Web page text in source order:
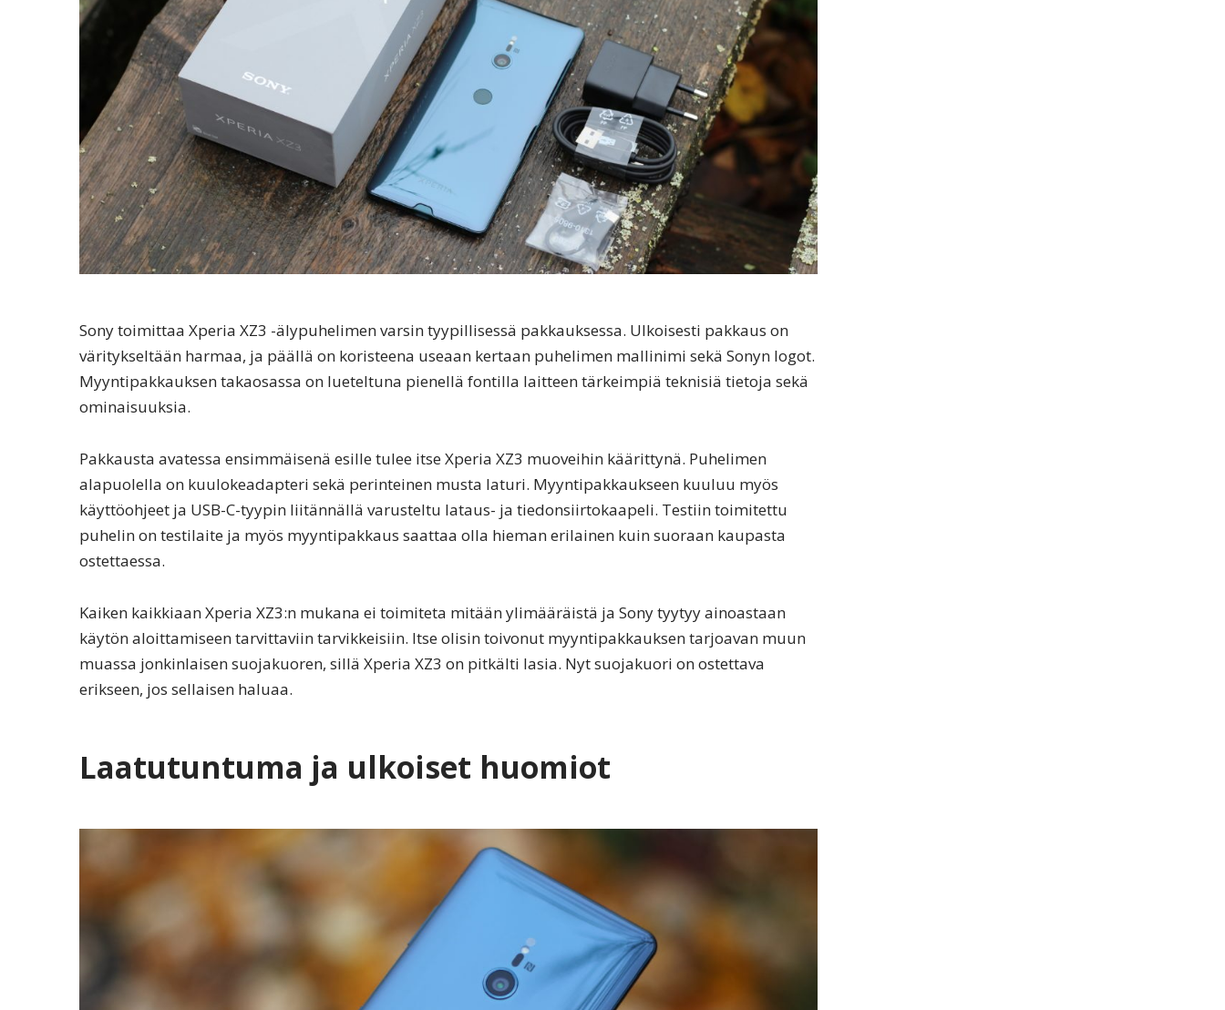
Sony toimittaa Xperia XZ3 -älypuhelimen varsin tyypillisessä pakkauksessa. Ulkoisesti pakkaus on
väritykseltään harmaa, ja päällä on koristeena useaan kertaan puhelimen mallinimi sekä Sonyn logot.
Myyntipakkauksen takaosassa on lueteltuna pienellä fontilla laitteen tärkeimpiä teknisiä tietoja sekä
ominaisuuksia.
Pakkausta avatessa ensimmäisenä esille tulee itse Xperia XZ3 muoveihin käärittynä. Puhelimen
alapuolella on kuulokeadapteri sekä perinteinen musta laturi. Myyntipakkaukseen kuuluu myös
käyttöohjeet ja USB-C-tyypin liitännällä varusteltu lataus- ja tiedonsiirtokaapeli. Testiin toimitettu
puhelin on testilaite ja myös myyntipakkaus saattaa olla hieman erilainen kuin suoraan kaupasta
ostettaessa.
Kaiken kaikkiaan Xperia XZ3:n mukana ei toimiteta mitään ylimääräistä ja Sony tyytyy ainoastaan
käytön aloittamiseen tarvittaviin tarvikkeisiin. Itse olisin toivonut myyntipakkauksen tarjoavan muun
muassa jonkinlaisen suojakuoren, sillä Xperia XZ3 on pitkälti lasia. Nyt suojakuori on ostettava
erikseen, jos sellaisen haluaa.
Laatutuntuma ja ulkoiset huomiot